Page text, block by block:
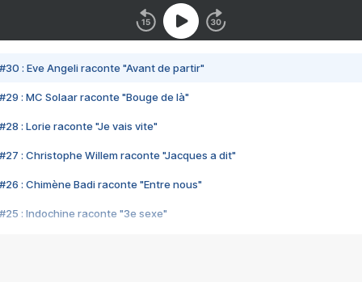
#30 : Eve Angeli raconte "Avant de partir"
#29 : MC Solaar raconte "Bouge de là"
#28 : Lorie raconte "Je vais vite"
#27 : Christophe Willem raconte "Jacques a dit"
#26 : Chimène Badi raconte "Entre nous"
#25 : Indochine raconte "3e sexe"